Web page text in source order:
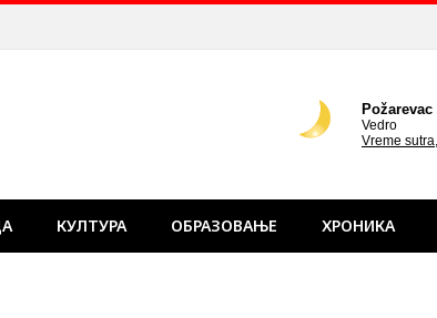
КУЛТУРА ОБРАЗОВАЊЕ ХРОНИКА